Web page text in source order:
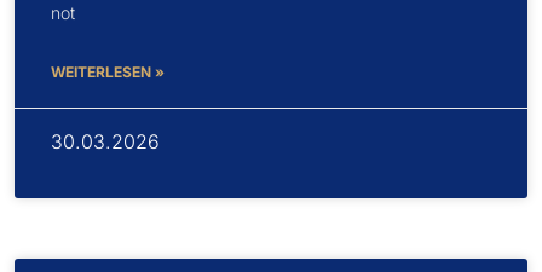
not
WEITERLESEN »
30.03.2026